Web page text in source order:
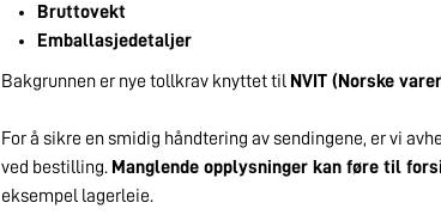
Bruttovekt
Emballasjedetaljer
Bakgrunnen er nye tollkrav knyttet til NVIT (Norske
For å sikre en smidig håndtering av sendingene, er vi
ved bestilling. Manglende opplysninger kan føre til
eksempel lagerleie.